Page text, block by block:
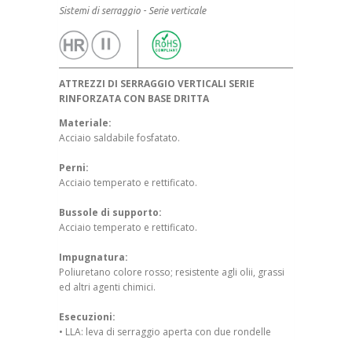
Sistemi di serraggio - Serie verticale
ATTREZZI DI SERRAGGIO VERTICALI SERIE
RINFORZATA CON BASE DRITTA
Materiale:
Acciaio saldabile fosfatato.
Perni:
Acciaio temperato e rettificato.
Bussole di supporto:
Acciaio temperato e rettificato.
Impugnatura:
Poliuretano colore rosso; resistente agli olii, grassi
ed altri agenti chimici.
Esecuzioni:
• LLA: leva di serraggio aperta con due rondelle